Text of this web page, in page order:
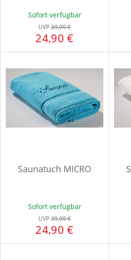
Sofort verfügbar
UVP39,99 €
24,90 €
Saunatuch MICRO
Sofort verfügbar
UVP39,99 €
24,90 €